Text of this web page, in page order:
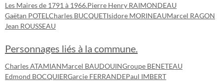
Les Maires de 1791 à 1966.Pierre Henry RAIMONDEAU
Gaëtan POTEL Charles BUCQUETIsidore MORINEAUMarcel RAGON
Jean ROUSSEAU
Personnages liés à la commune.
Charles ATAMIANMarcel BAUDOUINGroupe BENETEAU
Edmond BOCQUIERGarcie FERRANDEPaul IMBERT